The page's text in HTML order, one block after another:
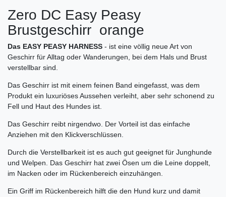
Zero DC Easy Peasy
Brustgeschirr orange
Das EASY PEASY HARNESS - ist eine völlig neue Art von
Geschirr für Alltag oder Wanderungen, bei dem Hals und Brust
verstellbar sind.
Das Geschirr ist mit einem feinen Band eingefasst, was dem
Produkt ein luxuriöses Aussehen verleiht, aber sehr schonend zu
Fell und Haut des Hundes ist.
Das Geschirr reibt nirgendwo. Der Vorteil ist das einfache
Anziehen mit den Klickverschlüssen.
Durch die Verstellbarkeit ist es auch gut geeignet für Junghunde
und Welpen. Das Geschirr hat zwei Ösen um die Leine doppelt,
im Nacken oder im Rückenbereich einzuhängen.
Ein Griff im Rückenbereich hilft die den Hund kurz und damit